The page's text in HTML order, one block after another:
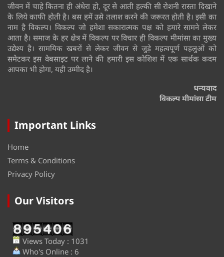
जीवन में चाहे कितना ही अंधेरा हो, दूर से आती हल्की सी रोशनी रास्ता दिखाने
के लिये काफी होती है। बस हमें उसे तलाश करने की जरूरत होती है। इसी का
नाम है विकल्प। विकल्प जो हमेशा सकारात्मक पक्ष को हमारे सामने लेकर
आता है। समाज के हर क्षेत्र में विकल्प पर विचार ही विकल्प मीमांसा का मुख्य
उद्येश्य है। सामयिक खबरों से लेकर जीवन से जुड़े महत्वपूर्ण पहलुओं को
समेटकर इस वेबसाइट पर लाने की हमारी इस कोशिश में एक सार्थक कदम
आपका भी होगा, यही उम्मीद है।
धन्यवाद
विकल्प मीमांसा टीम
Important Links
Home
Terms & Conditions
Privacy Policy
Our Visitors
Views Today : 1031
Who's Online : 6